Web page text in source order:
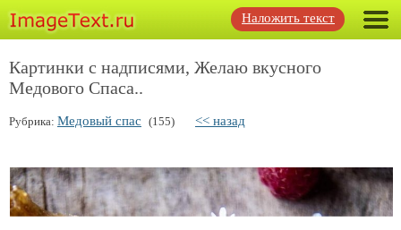
Наложить текст
Картинки с надписями, Желаю вкусного
Медового Спаса..
Рубрика: Медовый спас (155) << назад